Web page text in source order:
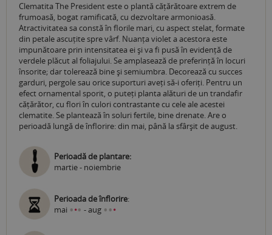
Clematita The President este o plantă cățărătoare extrem de
frumoasă, bogat ramificată, cu dezvoltare armonioasă.
Atractivitatea sa constă în florile mari, cu aspect stelat, formate
din petale ascuțite spre vârf. Nuanța violet a acestora este
impunătoare prin intensitatea ei și va fi pusă în evidență de
verdele plăcut al foliajului. Se amplasează de preferință în locuri
însorite; dar tolerează bine și semiumbra. Decorează cu succes
garduri, pergole sau orice suporturi aveți să-i oferiți. Pentru un
efect ornamental sporit, o puteți planta alături de un trandafir
cățărător, cu flori în culori contrastante cu cele ale acestei
clematite. Se plantează în soluri fertile, bine drenate. Are o
perioadă lungă de înflorire: din mai, până la sfârșit de august.
Perioadă de plantare:
martie - noiembrie
Perioada de înflorire:
mai ••• - aug •••